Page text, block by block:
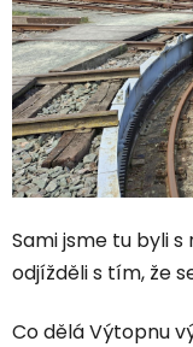
Sami jsme tu byli
odjížděli s tím, že
Co dělá Výtopnu